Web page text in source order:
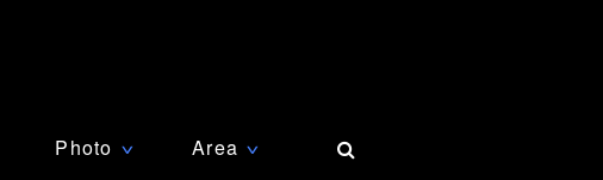
Photo ∨ Area ∨